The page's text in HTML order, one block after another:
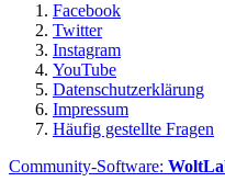
Facebook
Twitter
Instagram
YouTube
Datenschutzerklärung
Impressum
Häufig gestellte Fragen
Community-Software: